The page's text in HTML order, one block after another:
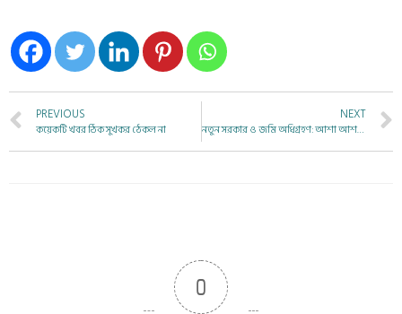
PREVIOUS
কয়েকটি খবর ঠিক সুখকর ঠেকল না
NEXT
নতুন সরকার ও জমি অধিগ্রহণ: আশা আশঙ্কার দোলাচল
0